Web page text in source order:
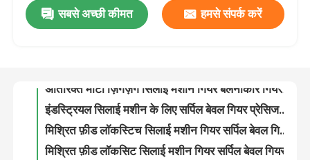
हमारे बारे में
गुणवत्ता नियंत्रण
हमसे संपर्क करें
सबसे अच्छी कीमत हमसे संपर्क करें
अतिरिक्त मोटी Lockstitch सिलाई मशीन bevel गियर स्क्रू गियर सर्पिल
मिश्रित फ़ीड लॉकसिट सिलाई मशीन गियर सर्पिल बेवल गियर